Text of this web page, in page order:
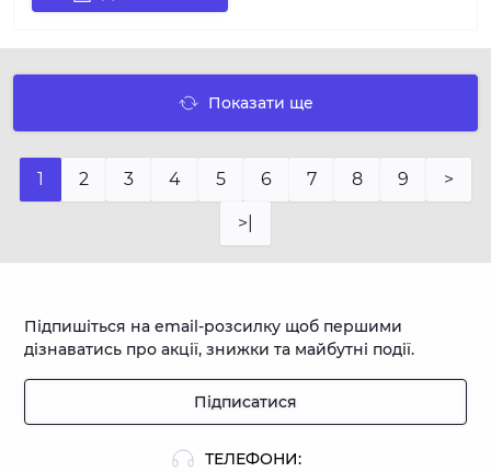
Показати ще
1 2 3 4 5 6 7 8 9 >
>|
ТЕЛЕФОНИ:
Підпишіться на email-розсилку щоб першими
дізнаватись про акції, знижки та майбутні події.
Підписатися